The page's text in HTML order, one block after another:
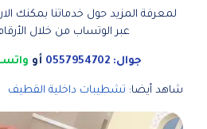
لمعرفة المزيد حول خدماتنا بمكنك
عبر الوتساب من خلال
جوال: 0557954702 أو واتساب:
شاهد أيضا: تشطيبات داخلية القطيف